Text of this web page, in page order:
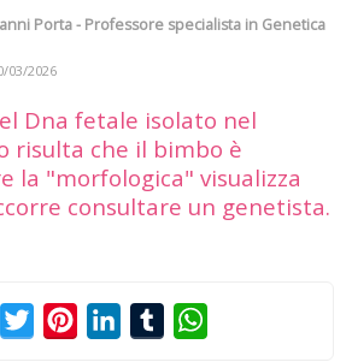
Porta - Professore specialista in Genetica
03/2026
Dna fetale isolato nel
risulta che il bimbo è
la "morfologica" visualizza
consultare un genetista.
FacebookTwitterPinterestLinkedInTumblr